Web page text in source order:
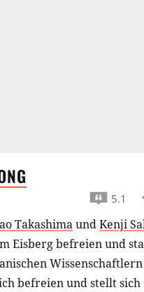
5.1
TakashimaundKenji
Eisberg befreien und
befreien und stellt sich